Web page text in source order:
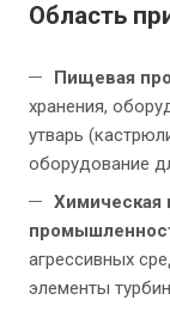
Область
Пищевая
хранения,
утварь
оборудование
Химическая
агрессивных
элементы